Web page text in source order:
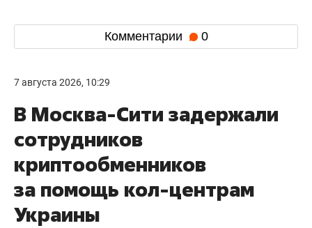
Комментарии 0
7 августа 2026, 10:29
В Москва-Сити задержали
сотрудников
криптообменников
за помощь кол-центрам
Украины